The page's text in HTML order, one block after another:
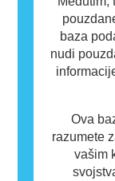
baza
nudi
Ova
razumete
vašim